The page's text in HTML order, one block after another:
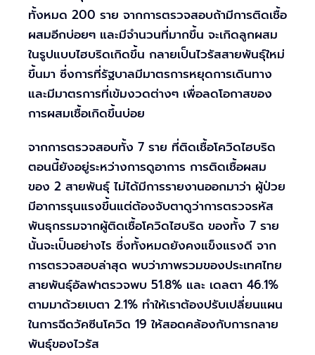
ทั้งหมด 200 ราย จากการตรวจสอบถ้ามีการติดเชื้อ
ผสมอีกบ่อยๆ และมีจำนวนที่มากขึ้น จะเกิดลูกผสม
ในรูปแบบไฮบริดเกิดขึ้น กลายเป็นไวรัสสายพันธุ์ใหม่
ขึ้นมา ซึ่งการที่รัฐบาลมีมาตรการหยุดการเดินทาง
และมีมาตรการที่เข้มงวดต่างๆ เพื่อลดโอกาสของ
การผสมเชื้อเกิดขึ้นบ่อย
จากการตรวจสอบทั้ง 7 ราย ที่ติดเชื้อโควิดไฮบริด
ตอนนี้ยังอยู่ระหว่างการดูอาการ การติดเชื้อผสม
ของ 2 สายพันธุ์ ไม่ได้มีการรายงานออกมาว่า ผู้ป่วย
มีอาการรุนแรงขึ้นแต่ต้องจับตาดูว่าการตรวจรหัส
พันธุกรรมจากผู้ติดเชื้อโควิดไฮบริด ของทั้ง 7 ราย
นั้นจะเป็นอย่างไร ซึ่งทั้งหมดยังคงแข็งแรงดี จาก
การตรวจสอบล่าสุด พบว่าภาพรวมของประเทศไทย
สายพันธุ์อัลฟาตรวจพบ 51.8% และ เดลตา 46.1%
ตามมาด้วยเบตา 2.1% ทำให้เราต้องปรับเปลี่ยนแผน
ในการฉีดวัคซีนโควิด 19 ให้สอดคล้องกับการกลาย
พันธุ์ของไวรัส